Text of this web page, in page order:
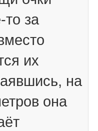
то за
их
на
она